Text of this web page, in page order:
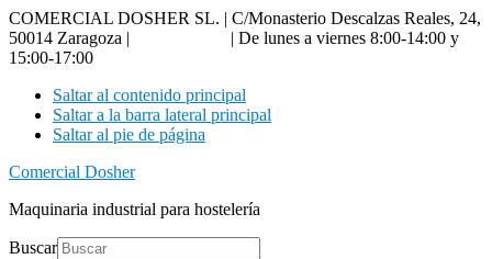
COMERCIAL DOSHER SL. | C/Monasterio Descalzas Reales, 24,
50014 Zaragoza |
| De lunes a viernes 8:00-14:00 y
15:00-17:00
Saltar al contenido principal
Saltar a la barra lateral principal
Saltar al pie de página
Comercial Dosher
Maquinaria industrial para hostelería
Buscar